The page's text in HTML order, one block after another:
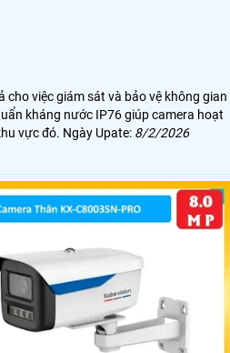
mọi điều kiện thời tiết.
việc giám sát và bảo vệ không gian
kháng nước IP76 giúp camera hoạt
vực đó. Ngày Upate: 8/2/2026